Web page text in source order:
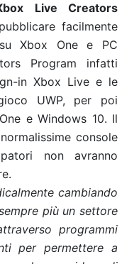
Live Creators
facilmente
Xbox One e PC
Program infatti
in Xbox Live e le
UWP, per poi
e Windows 10. Il
console
non avranno
cambiando
più un settore
programmi
per permettere a